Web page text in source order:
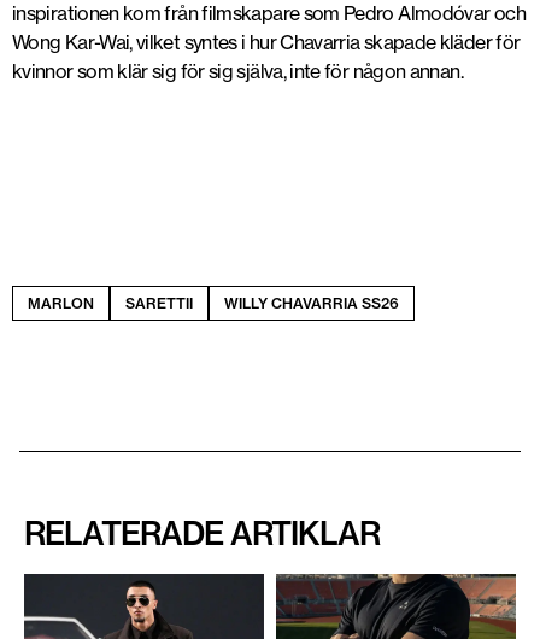
inspirationen kom från filmskapare som Pedro Almodóvar och
Wong Kar-Wai, vilket syntes i hur Chavarria skapade kläder för
kvinnor som klär sig för sig själva, inte för någon annan.
MARLON SARETTII WILLY CHAVARRIA SS26
RELATERADE ARTIKLAR